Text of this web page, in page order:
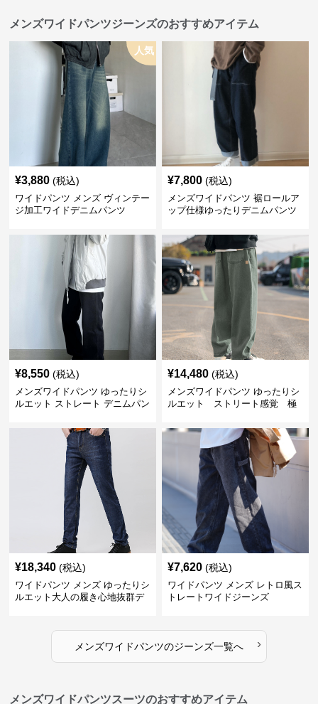
メンズワイドパンツジーンズのおすすめアイテム
人気
¥3,880 (税込)
ワイドパンツ メンズ ヴィンテー
ジ加工ワイドデニムパンツ
¥7,800 (税込)
メンズワイドパンツ 裾ロールア
ップ仕様ゆったりデニムパンツ
¥8,550 (税込)
メンズワイドパンツ ゆったりシ
ルエット ストレート デニムパン
¥14,480 (税込)
メンズワイドパンツ ゆったりシ
ルエット ストリート感覚 極
¥18,340 (税込)
ワイドパンツ メンズ ゆったりシ
ルエット大人の履き心地抜群デ
¥7,620 (税込)
ワイドパンツ メンズ レトロ風ス
トレートワイドジーンズ
メンズワイドパンツのジーンズ一覧へ ›
メンズワイドパンツスーツのおすすめアイテム